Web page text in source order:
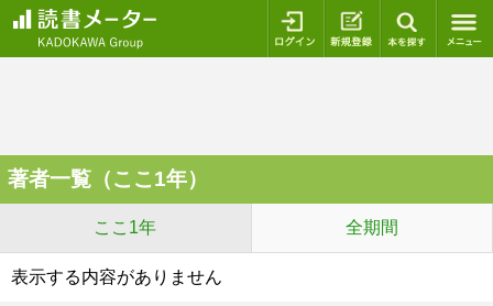
ログイン 新規登録
著者一覧（ここ1年）
ここ1年 全期間
表示する内容がありません